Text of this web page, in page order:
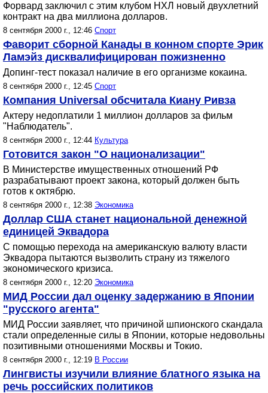
Форвард заключил с этим клубом НХЛ новый двухлетний
контракт на два миллиона долларов.
8 сентября 2000 г., 12:46 Спорт
Фаворит сборной Канады в конном спорте Эрик
Ламэйз дисквалифицирован пожизненно
Допинг-тест показал наличие в его организме кокаина.
8 сентября 2000 г., 12:45 Спорт
Компания Universal обсчитала Киану Ривза
Актеру недоплатили 1 миллион долларов за фильм
"Наблюдатель".
8 сентября 2000 г., 12:44 Культура
Готовится закон "О национализации"
В Министерстве имущественных отношений РФ
разрабатывают проект закона, который должен быть
готов к октябрю.
8 сентября 2000 г., 12:38 Экономика
Доллар США станет национальной денежной
единицей Эквадора
С помощью перехода на американскую валюту власти
Эквадора пытаются вызволить страну из тяжелого
экономического кризиса.
8 сентября 2000 г., 12:20 Экономика
МИД России дал оценку задержанию в Японии
"русского агента"
МИД России заявляет, что причиной шпионского скандала
стали определенные силы в Японии, которые недовольны
позитивными отношениями Москвы и Токио.
8 сентября 2000 г., 12:19 В России
Лингвисты изучили влияние блатного языка на
речь российских политиков